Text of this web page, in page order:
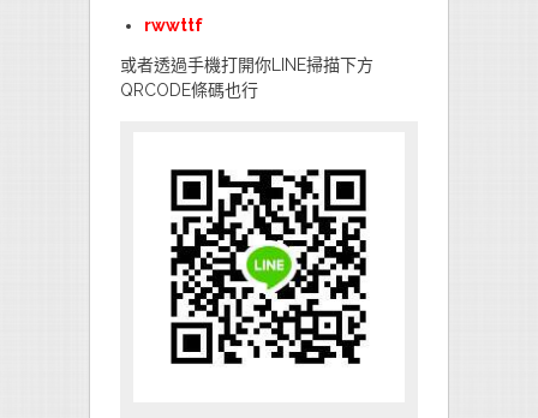
rwwttf
或者透過手機打開你LINE掃描下方
QRCODE條碼也行